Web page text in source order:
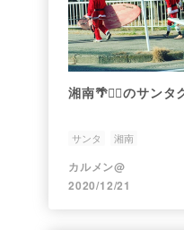
湘南🌴🏄‍♀️のサンタ
サンタ 湘南
カルメン@
2020/12/21